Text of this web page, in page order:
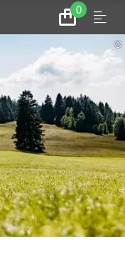
0
Zum
Warenkorb
Menu
©